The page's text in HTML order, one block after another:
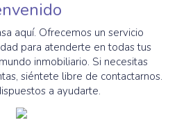
aquí. Ofrecemos un servicio
para atenderte en todas tus
inmobiliario. Si necesitas
siéntete libre de contactarnos.
a ayudarte.